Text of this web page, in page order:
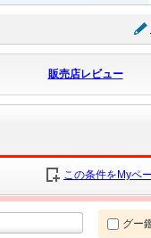
販売店レビュー
この条件をMyペ
グー